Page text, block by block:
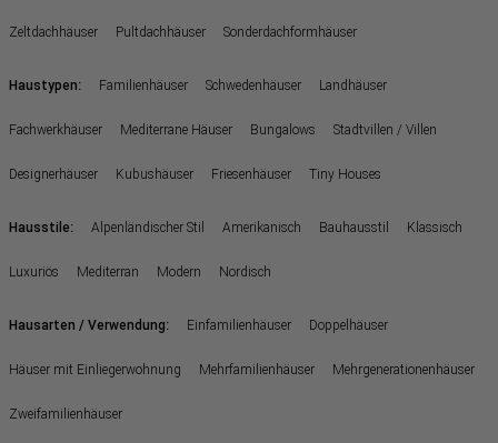
Zeltdachhäuser Pultdachhäuser Sonderdachformhäuser
Haustypen: Familienhäuser Schwedenhäuser Landhäuser
Fachwerkhäuser Mediterrane Häuser Bungalows Stadtvillen / Villen
Designerhäuser Kubushäuser Friesenhäuser Tiny Houses
Hausstile: Alpenländischer Stil Amerikanisch Bauhausstil Klassisch
Luxuriös Mediterran Modern Nordisch
Hausarten / Verwendung: Einfamilienhäuser Doppelhäuser
Häuser mit Einliegerwohnung Mehrfamilienhäuser Mehrgenerationenhäuser
Zweifamilienhäuser